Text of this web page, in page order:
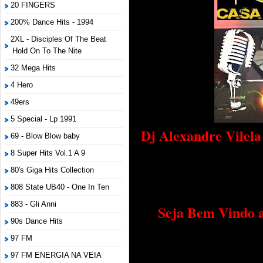
20 FINGERS
200% Dance Hits - 1994
2XL - Disciples Of The Beat
Hold On To The Nite
32 Mega Hits
4 Hero
49ers
5 Special - Lp 1991
69 - Blow Blow baby
8 Super Hits Vol.1 A 9
80's Giga Hits Collection
808 State UB40 - One In Ten
883 - Gli Anni
90s Dance Hits
97 FM
97 FM ENERGIA NA VEIA
Dj Alexandre Vilela
Seja Bem Vindo